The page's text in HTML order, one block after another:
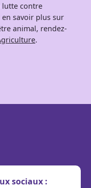
lutte contre
en savoir plus sur
animal, rendez-
.
sociaux :